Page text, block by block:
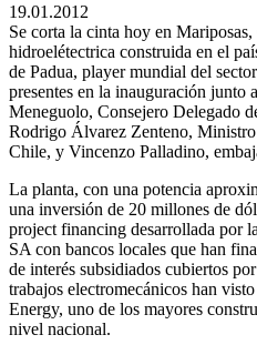
19.01.2012
Se corta la cinta hoy en
hidroelétectrica construida en el
de Padua, player mundial del
presentes en la inauguración junto
Meneguolo, Consejero Delegado
Rodrigo Álvarez Zenteno,
Chile, y Vincenzo Palladino,
La planta, con una potencia
una inversión de 20 millones de
project financing desarrollada por
SA con bancos locales que han
de interés subsidiados cubiertos
trabajos electromecánicos han
Energy, uno de los mayores
nivel nacional.